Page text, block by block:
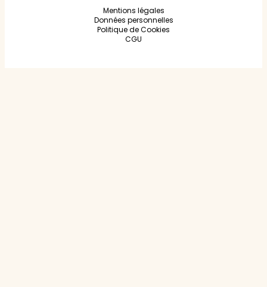
Mentions légales
Données personnelles
Politique de Cookies
CGU